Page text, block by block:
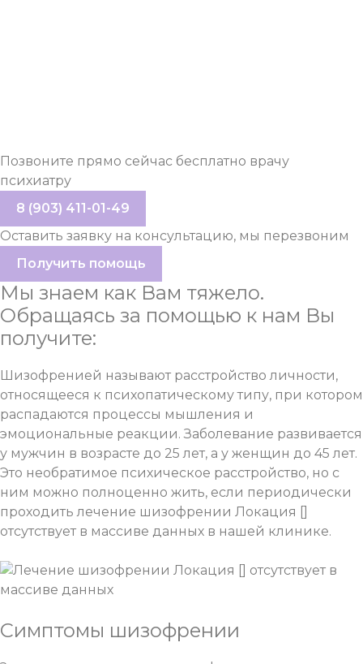
Позвоните прямо сейчас бесплатно врачу
психиатру
8 (903) 411-01-49
Оставить заявку на консультацию, мы перезвоним
Получить помощь
Мы знаем как Вам тяжело.
Обращаясь за помощью к нам Вы
получите:
Шизофренией называют расстройство личности,
относящееся к психопатическому типу, при котором
распадаются процессы мышления и
эмоциональные реакции. Заболевание развивается
у мужчин в возрасте до 25 лет, а у женщин до 45 лет.
Это необратимое психическое расстройство, но с
ним можно полноценно жить, если периодически
проходить лечение шизофрении Локация []
отсутствует в массиве данных в нашей клинике.
Симптомы шизофрении